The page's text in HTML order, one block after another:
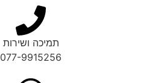
תמיכה ושירות
077-9915256